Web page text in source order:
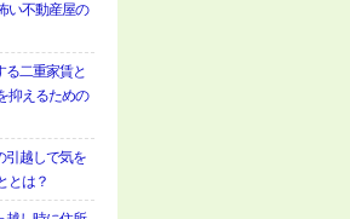
い不動産屋の
る二重家賃と
抑えるための
引越しで気を
とは？